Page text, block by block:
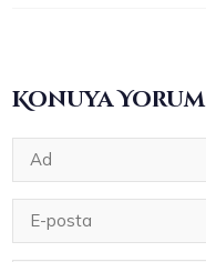
Konuya Yorum